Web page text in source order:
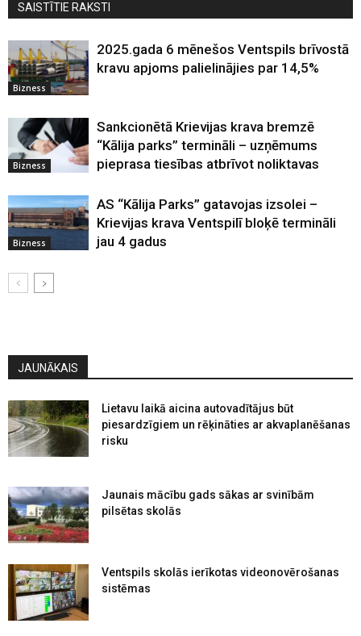
SAISTĪTIE RAKSTI
Bizness
2025.gada 6 mēnešos Ventspils brīvostā
kravu apjoms palielinājies par 14,5%
Bizness
Sankcionētā Krievijas krava bremzē
“Kālija parks” termināli – uzņēmums
pieprasa tiesības atbrīvot noliktavas
Bizness
AS “Kālija Parks” gatavojas izsolei –
Krievijas krava Ventspilī bloķē termināli
jau 4 gadus
JAUNĀKAIS
Lietavu laikā aicina autovadītājus būt
piesardzīgiem un rēķināties ar akvaplanēšanas
risku
Jaunais mācību gads sākas ar svinībām
pilsētas skolās
Ventspils skolās ierīkotas videonovērošanas
sistēmas